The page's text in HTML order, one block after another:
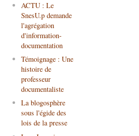
ACTU : Le
SnesU.p demande
l'agrégation
d'information-
documentation
Témoignage : Une
histoire de
professeur
documentaliste
La blogosphère
sous l'égide des
lois de la presse